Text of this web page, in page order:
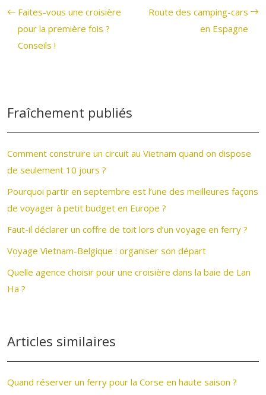
Faites-vous une croisière
pour la première fois ?
Conseils !
Route des camping-cars
en Espagne
Fraîchement publiés
Comment construire un circuit au Vietnam quand on dispose
de seulement 10 jours ?
Pourquoi partir en septembre est l’une des meilleures façons
de voyager à petit budget en Europe ?
Faut-il déclarer un coffre de toit lors d’un voyage en ferry ?
Voyage Vietnam-Belgique : organiser son départ
Quelle agence choisir pour une croisière dans la baie de Lan
Ha ?
Articles similaires
Quand réserver un ferry pour la Corse en haute saison ?